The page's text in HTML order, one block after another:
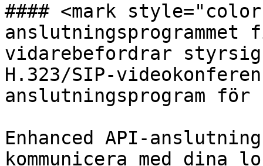
#### <mark
vidarebefordrar
H.323/SIP-
anslutningsprogram för
Enhanced API-
kommunicera med dina